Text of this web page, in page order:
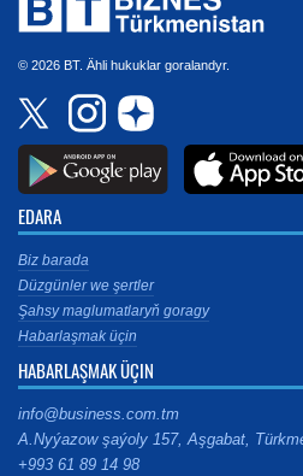
© 2026 BT. Ähli hukuklar goralandyr.
EDARA
Biz barada
Düzgünler we şertler
Şahsy maglumatlaryň goragy
Habarlaşmak üçin
HABARLAŞMAK ÜÇIN
info@business.com.tm
A.Nyýazow şaýoly 157, Aşgabat,
+993 61 89 14 98